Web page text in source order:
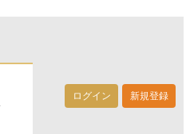
ログイン 新規登録